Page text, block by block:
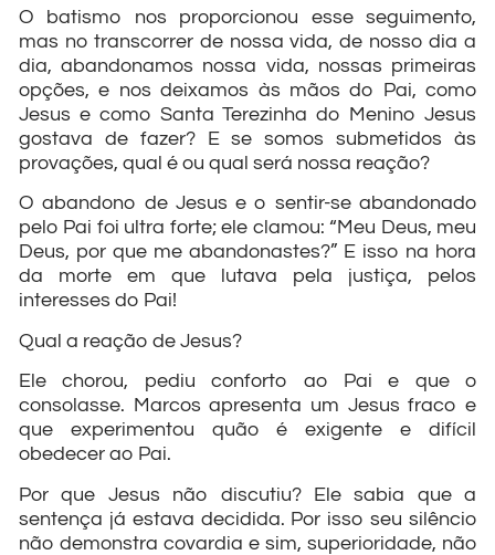
O batismo nos proporcionou esse seguimento,
mas no transcorrer de nossa vida, de nosso dia a
dia, abandonamos nossa vida, nossas primeiras
opções, e nos deixamos às mãos do Pai, como
Jesus e como Santa Terezinha do Menino Jesus
gostava de fazer? E se somos submetidos às
provações, qual é ou qual será nossa reação?
O abandono de Jesus e o sentir-se abandonado
pelo Pai foi ultra forte; ele clamou: “Meu Deus, meu
Deus, por que me abandonastes?” E isso na hora
da morte em que lutava pela justiça, pelos
interesses do Pai!
Qual a reação de Jesus?
Ele chorou, pediu conforto ao Pai e que o
consolasse. Marcos apresenta um Jesus fraco e
que experimentou quão é exigente e difícil
obedecer ao Pai.
Por que Jesus não discutiu? Ele sabia que a
sentença já estava decidida. Por isso seu silêncio
não demonstra covardia e sim, superioridade, não